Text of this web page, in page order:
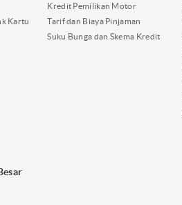
Kartu
Kredit Pemilikan Motor
Tarif dan Biaya Pinjaman
Suku Bunga dan Skema Kredit